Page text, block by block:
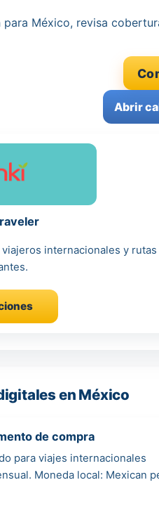
México, revisa
Abrir
internacionales y rutas
en México
de compra
para viajes internacionales
Moneda local: Mexican